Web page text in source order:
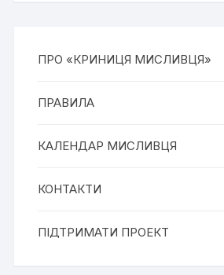
ПРО «КРИНИЦЯ МИСЛИВЦЯ»
ПРАВИЛА
КАЛЕНДАР МИСЛИВЦЯ
КОНТАКТИ
ПІДТРИМАТИ ПРОЕКТ